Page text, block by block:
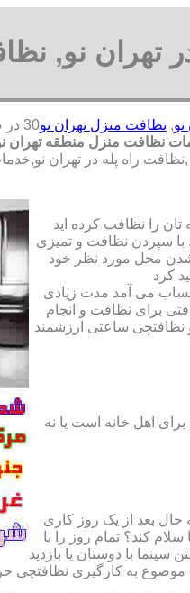
تهران نو,
, نظافت منزل تهران نو
نظافت منزل منطقه تهران
,نظافت راه پله در تهران
را نظافت کرده اید
سپردن نظافت و تمیزی
شدن محل مورد نظر خود
کرد
می آمد مدت زیادی
برای نظافت و انجام
نظافتچی ساعتی ارزشمند
برای اهل خانه است یا نه
حال بعد از یک روز کاری
کند؟ تمام روز را با
با دوستان یا بازدید
موضوع به کارگیری نظافتچی